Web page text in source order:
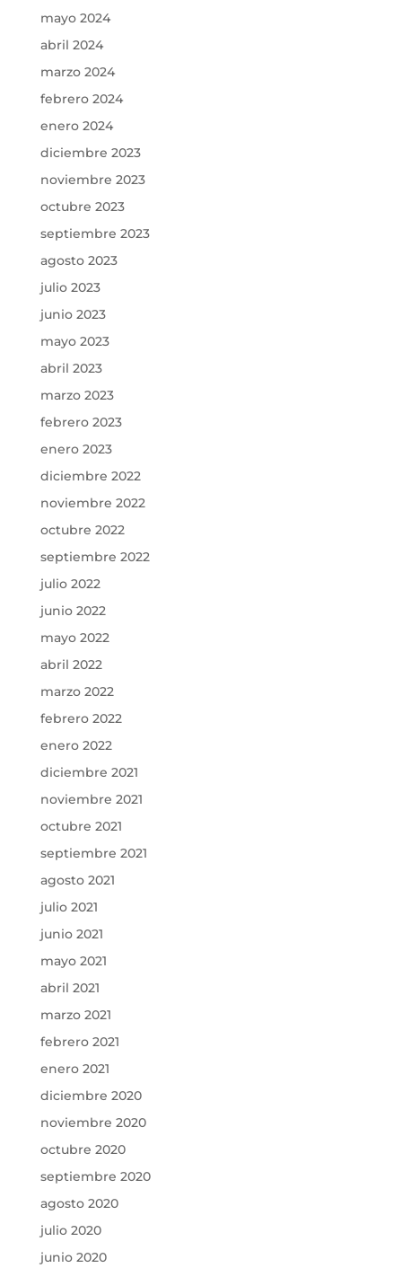
mayo 2024
abril 2024
marzo 2024
febrero 2024
enero 2024
diciembre 2023
noviembre 2023
octubre 2023
septiembre 2023
agosto 2023
julio 2023
junio 2023
mayo 2023
abril 2023
marzo 2023
febrero 2023
enero 2023
diciembre 2022
noviembre 2022
octubre 2022
septiembre 2022
julio 2022
junio 2022
mayo 2022
abril 2022
marzo 2022
febrero 2022
enero 2022
diciembre 2021
noviembre 2021
octubre 2021
septiembre 2021
agosto 2021
julio 2021
junio 2021
mayo 2021
abril 2021
marzo 2021
febrero 2021
enero 2021
diciembre 2020
noviembre 2020
octubre 2020
septiembre 2020
agosto 2020
julio 2020
junio 2020